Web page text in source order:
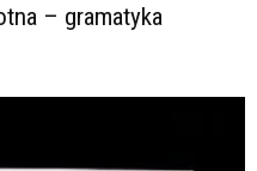
– gramatyka